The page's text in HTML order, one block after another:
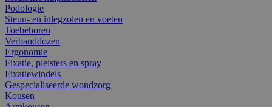
Podologie
Steun- en inlegzolen en voeten
Toebehoren
Verbanddozen
Ergonomie
Fixatie, pleisters en spray
Fixatiewindels
Gespecialiseerde wondzorg
Kousen